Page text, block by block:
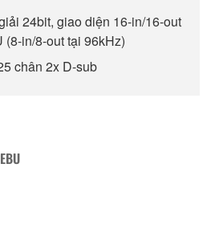
24bit, giao diện 16-in/16-out
(8-in/8-out tại 96kHz)
chân 2x D-sub